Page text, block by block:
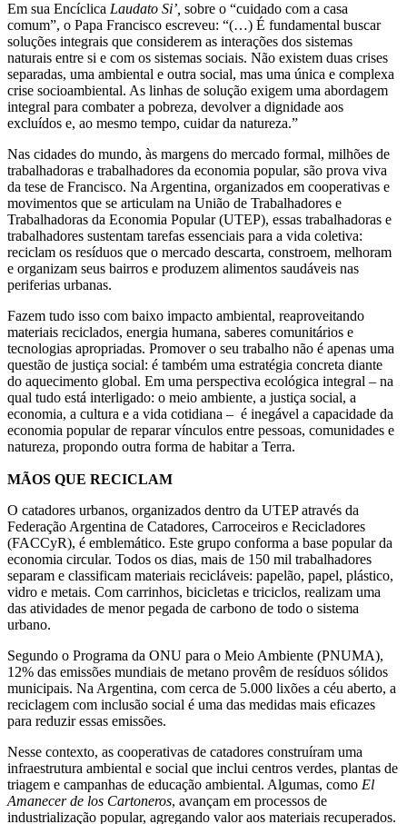
Em sua Encíclica Laudato Si’, sobre o “cuidado com a casa
comum”, o Papa Francisco escreveu: “(…) É fundamental buscar
soluções integrais que considerem as interações dos sistemas
naturais entre si e com os sistemas sociais. Não existem duas crises
separadas, uma ambiental e outra social, mas uma única e complexa
crise socioambiental. As linhas de solução exigem uma abordagem
integral para combater a pobreza, devolver a dignidade aos
excluídos e, ao mesmo tempo, cuidar da natureza.”
Nas cidades do mundo, às margens do mercado formal, milhões de
trabalhadoras e trabalhadores da economia popular, são prova viva
da tese de Francisco. Na Argentina, organizados em cooperativas e
movimentos que se articulam na União de Trabalhadores e
Trabalhadoras da Economia Popular (UTEP), essas trabalhadoras e
trabalhadores sustentam tarefas essenciais para a vida coletiva:
reciclam os resíduos que o mercado descarta, constroem, melhoram
e organizam seus bairros e produzem alimentos saudáveis nas
periferias urbanas.
Fazem tudo isso com baixo impacto ambiental, reaproveitando
materiais reciclados, energia humana, saberes comunitários e
tecnologias apropriadas. Promover o seu trabalho não é apenas uma
questão de justiça social: é também uma estratégia concreta diante
do aquecimento global. Em uma perspectiva ecológica integral – na
qual tudo está interligado: o meio ambiente, a justiça social, a
economia, a cultura e a vida cotidiana – é inegável a capacidade da
economia popular de reparar vínculos entre pessoas, comunidades e
natureza, propondo outra forma de habitar a Terra.
MÃOS QUE RECICLAM
O catadores urbanos, organizados dentro da UTEP através da
Federação Argentina de Catadores, Carroceiros e Recicladores
(FACCyR), é emblemático. Este grupo conforma a base popular da
economia circular. Todos os dias, mais de 150 mil trabalhadores
separam e classificam materiais recicláveis: papelão, papel, plástico,
vidro e metais. Com carrinhos, bicicletas e triciclos, realizam uma
das atividades de menor pegada de carbono de todo o sistema
urbano.
Segundo o Programa da ONU para o Meio Ambiente (PNUMA),
12% das emissões mundiais de metano provêm de resíduos sólidos
municipais. Na Argentina, com cerca de 5.000 lixões a céu aberto, a
reciclagem com inclusão social é uma das medidas mais eficazes
para reduzir essas emissões.
Nesse contexto, as cooperativas de catadores construíram uma
infraestrutura ambiental e social que inclui centros verdes, plantas de
triagem e campanhas de educação ambiental. Algumas, como El
Amanecer de los Cartoneros, avançam em processos de
industrialização popular, agregando valor aos materiais recuperados.